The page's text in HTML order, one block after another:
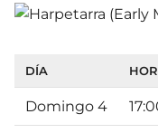
DÍA
Domingo 4